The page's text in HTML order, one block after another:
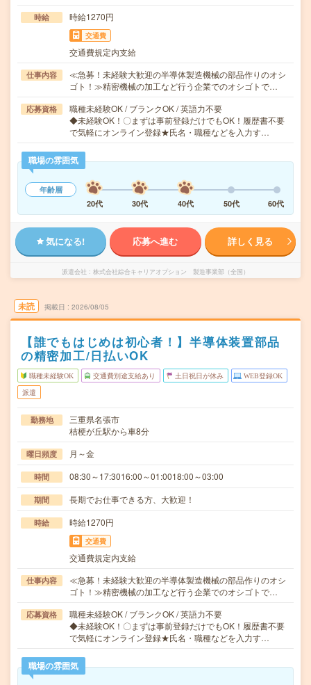
時給 時給1270円
交通費
交通費規定内支給
仕事内容
≪急募！未経験大歓迎の半導体製造機械の部品作りのオシ
ゴト！≫精密機械の加工など行う企業でのオシゴトで…
応募資格
職種未経験OK / ブランクOK / 英語力不要
◆未経験OK！〇まずは事前登録だけでもOK！履歴書不要
で気軽にオンライン登録★氏名・職種などを入力す…
職場の雰囲気
年齢層
20代
30代 40代 50代 60代
気になる! 応募へ進む 詳しく見る
派遣会社 株式会社綜合キャリアオプション 製造事業部（全国）
未読 掲載日 2026/08/05
【誰でもはじめは初心者！】半導体装置部品
の精密加工/日払いOK
職種未経験OK 交通費別途支給あり 土日祝日が休み WEB登録OK
派遣
勤務地
三重県名張市
桔梗が丘駅から車8分
曜日頻度 月～金
時間 08:30～17:3016:00～01:0018:00～03:00
期間 長期でお仕事できる方、大歓迎！
時給 時給1270円
交通費
交通費規定内支給
仕事内容
≪急募！未経験大歓迎の半導体製造機械の部品作りのオシ
ゴト！≫精密機械の加工など行う企業でのオシゴトで…
応募資格
職種未経験OK / ブランクOK / 英語力不要
◆未経験OK！〇まずは事前登録だけでもOK！履歴書不要
で気軽にオンライン登録★氏名・職種などを入力す…
職場の雰囲気